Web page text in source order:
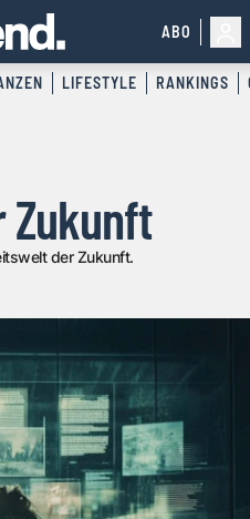
ABO
LIFESTYLE RANKINGS
Zukunft
der Zukunft.